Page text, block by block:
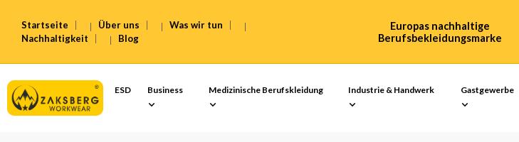
Startseite Über uns
Was wir tun
Nachhaltigkeit
Blog
Europas nachhaltige
Berufsbekleidungsmarke
ESD Business Medizinische Berufskleidung Industrie & Handwerk Gastgewerbe